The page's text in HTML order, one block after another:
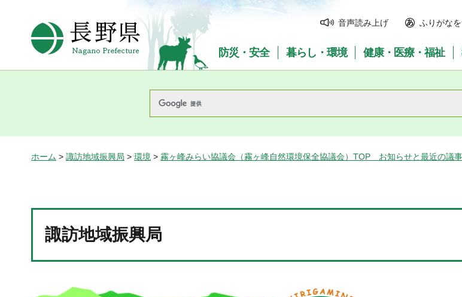
長野県Nagano Prefecture
音声読み上げ ふりがな
防災・安全 暮らし・環境 健康・医療・福祉
ホーム > 諏訪地域振興局 > 環境 > 霧ヶ峰みらい協議会（霧ヶ峰自然環境保全協議会）TOP お知らせと最近の議
諏訪地域振興局